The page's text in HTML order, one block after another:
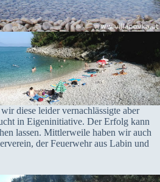
diese leider vernachlässigte aber
in Eigeninitiative. Der Erfolg kann
lassen. Mittlerweile haben wir auch
der Feuerwehr aus Labin und